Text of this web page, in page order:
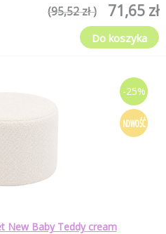
71,65 zł
(95,52 zł )
Do koszyka
-25%
NOWOŚĆ
New Baby Teddy cream